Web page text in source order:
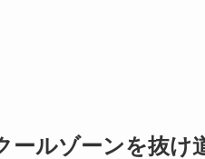
ールゾーンを抜